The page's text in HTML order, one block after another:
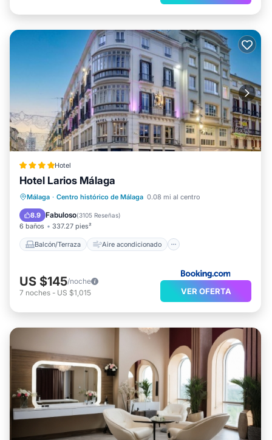
Hotel
Hotel Larios Málaga
Málaga · Centro histórico de Málaga 0.08 mi al centro
8.9 Fabuloso(3105 Reseñas)
6 baños 337.27 pies²
Balcón/Terraza Aire acondicionado
Balcón/Terraza
Aire acondicionado
Internet
Apto para niños
US $145/noche
7 noches - US $1,015 VER OFERTA